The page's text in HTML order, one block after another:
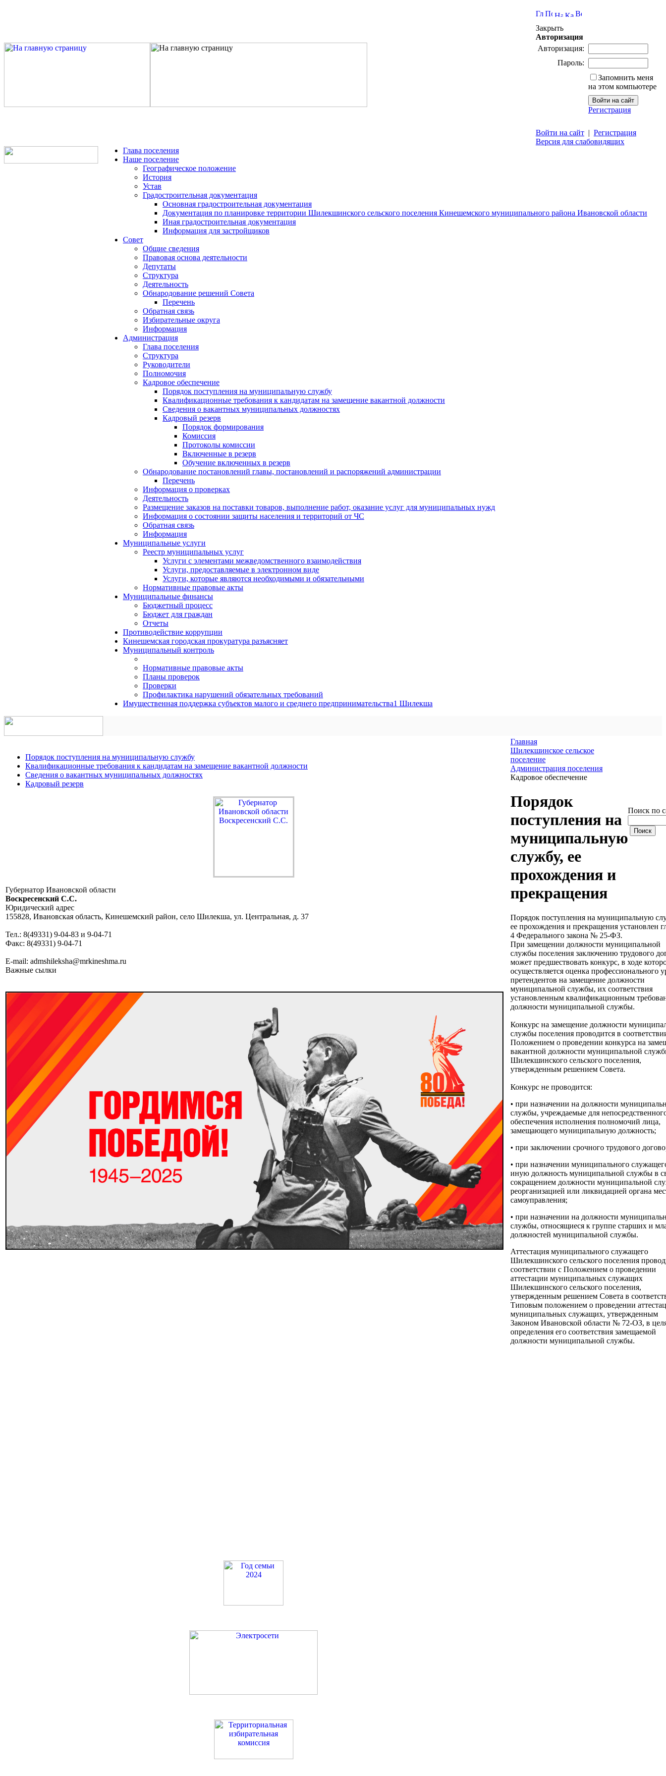
Закрыть
Авторизация
Авторизация:
Пароль:
Запомнить меня
на этом компьютере
Регистрация
Войти на сайт | Регистрация
Версия для слабовидящих
Глава поселения
Наше поселение
Географическое положение
История
Устав
Градостроительная документация
Основная градостроительная документация
Документация по планировке территории Шилекшинского сельского поселения Кинешемского муниципального района Ивановской области
Иная градостроительная документация
Информация для застройщиков
Совет
Общие сведения
Правовая основа деятельности
Депутаты
Структура
Деятельность
Обнародование решений Совета
Перечень
Обратная связь
Избирательные округа
Информация
Администрация
Глава поселения
Структура
Руководители
Полномочия
Кадровое обеспечение
Порядок поступления на муниципальную службу
Квалификационные требования к кандидатам на замещение вакантной должности
Сведения о вакантных муниципальных должностях
Кадровый резерв
Порядок формирования
Комиссия
Протоколы комиссии
Включенные в резерв
Обучение включенных в резерв
Обнародование постановлений главы, постановлений и распоряжений администрации
Перечень
Информация о проверках
Деятельность
Размещение заказов на поставки товаров, выполнение работ, оказание услуг для муниципальных нужд
Информация о состоянии защиты населения и территорий от ЧС
Обратная связь
Информация
Муниципальные услуги
Реестр муниципальных услуг
Услуги с элементами межведомственного взаимодействия
Услуги, предоставляемые в электронном виде
Услуги, которые являются необходимыми и обязательными
Нормативные правовые акты
Муниципальные финансы
Бюджетный процесс
Бюджет для граждан
Отчеты
Противодействие коррупции
Кинешемская городская прокуратура разъясняет
Муниципальный контроль
Нормативные правовые акты
Планы проверок
Проверки
Профилактика нарушений обязательных требований
Имущественная поддержка субъектов малого и среднего предпринимательства1 Шилекша
Порядок поступления на муниципальную службу
Квалификационные требования к кандидатам на замещение вакантной должности
Сведения о вакантных муниципальных должностях
Кадровый резерв
Губернатор Ивановской области
Воскресенский C.C.
Юридический адрес
155828, Ивановская область, Кинешемский район, село Шилекша, ул. Центральная, д. 37
Тел.: 8(49331) 9-04-83 и 9-04-71
Факс: 8(49331) 9-04-71
E-mail: admshileksha@mrkineshma.ru
Важные сылки
Главная
Шилекшинское сельское
поселение
Администрация поселения
Кадровое обеспечение
Порядок
поступления на
муниципальную
службу, ее
прохождения и
прекращения
Поиск по
Порядок поступления на муниципальную
ее прохождения и прекращения установлен
4 Федерального закона № 25-ФЗ.
При замещении должности муниципальной
службы поселения заключению трудового
может предшествовать конкурс, в ходе
осуществляется оценка профессионального
претендентов на замещение должности
муниципальной службы, их соответствия
установленным квалификационным
должности муниципальной службы.
Конкурс на замещение должности
службы поселения проводится в
Положением о проведении конкурса на
вакантной должности муниципальной
Шилекшинского сельского поселения,
утвержденным решением Совета.
Конкурс не проводится:
• при назначении на должности
службы, учреждаемые для
обеспечения исполнения полномочий лица,
замещающего муниципальную должность;
• при заключении срочного трудового
• при назначении муниципального
иную должность муниципальной службы в
сокращением должности муниципальной
реорганизацией или ликвидацией органа
самоуправления;
• при назначении на должности
службы, относящиеся к группе старших и
должностей муниципальной службы.
Аттестация муниципального служащего
Шилекшинского сельского поселения
соответствии с Положением о проведении
аттестации муниципальных служащих
Шилекшинского сельского поселения,
утвержденным решением Совета в
Типовым положением о проведении
муниципальных служащих, утвержденным
Законом Ивановской области № 72-ОЗ, в
определения его соответствия замещаемой
должности муниципальной службы.